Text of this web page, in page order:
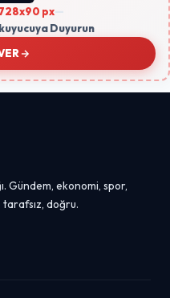
px
Duyurun
Gündem, ekonomi, spor,
doğru.